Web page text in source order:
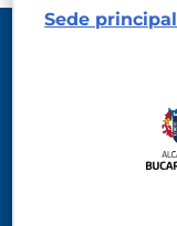
Sede principal